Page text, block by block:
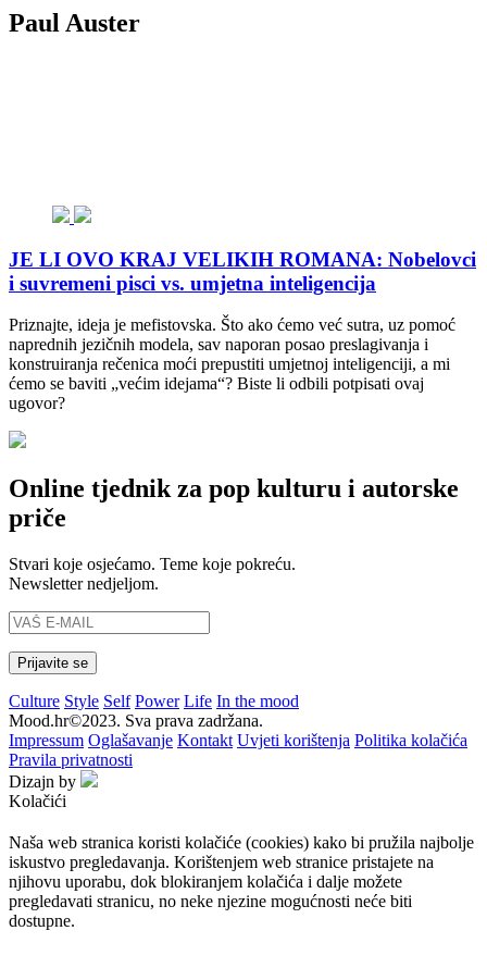
Paul Auster
JE LI OVO KRAJ VELIKIH ROMANA: Nobelovci
i suvremeni pisci vs. umjetna inteligencija
Priznajte, ideja je mefistovska. Što ako ćemo već sutra, uz pomoć
naprednih jezičnih modela, sav naporan posao preslagivanja i
konstruiranja rečenica moći prepustiti umjetnoj inteligenciji, a mi
ćemo se baviti „većim idejama“? Biste li odbili potpisati ovaj
ugovor?
Online tjednik za pop kulturu i autorske
priče
Stvari koje osjećamo. Teme koje pokreću.
Newsletter nedjeljom.
Culture Style Self Power Life In the mood
Mood.hr©2023. Sva prava zadržana.
Impressum Oglašavanje Kontakt Uvjeti korištenja Politika kolačića
Pravila privatnosti
Dizajn by
Kolačići
Naša web stranica koristi kolačiće (cookies) kako bi pružila najbolje
iskustvo pregledavanja. Korištenjem web stranice pristajete na
njihovu uporabu, dok blokiranjem kolačića i dalje možete
pregledavati stranicu, no neke njezine mogućnosti neće biti
dostupne.